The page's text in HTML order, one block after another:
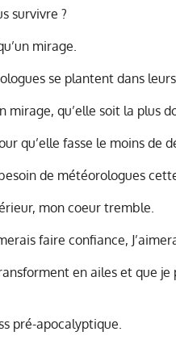
survivre ?
mirage.
se plantent dans
mirage, qu’elle soit la plus
qu’elle fasse le moins de
de météorologues
mon coeur tremble.
faire confiance,
en ailes et que
pré-apocalyptique.